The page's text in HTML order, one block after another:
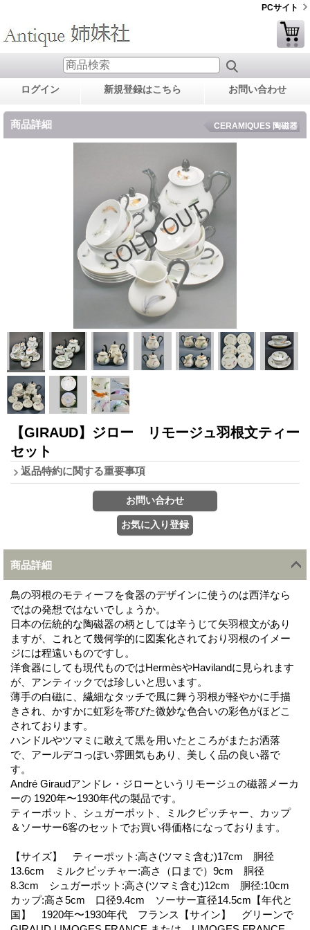
PCサイト
ログイン 新規登録はこちら お問い合わせ
商品詳細 CERAMIQUES 陶磁器
【GIRAUD】ジロー リモージュ羽根文ティー
セット
返品特約に関する重要事項
商品詳細
鳥の羽根のモティーフを食器のデザインに使うのは西洋なら
ではの発想ではないでしょうか。
日本の伝統的な陶磁器の柄としては辛うじて矢羽根文があり
ますが、これとて幾何学的に図案化されており羽根のイメー
ジには程遠いものですし。
洋食器にしても現代ものではHermèsやHavilandに見られます
が、アンティックでは珍しいと思います。
薄手の白磁に、繊細なタッチで風に舞う羽根が軽やかに手描
きされ、かすかに虹彩を帯びた微妙な色合いの彩色がほどこ
されております。
ハンドルやツマミに敢えて黒を用いたところがまたお洒落
で、アールデコっぽい雰囲気もあり、美しく品の良い器で
す。
André Giraudアンドレ・ジローというリモージュの磁器メーカ
ーの 1920年〜1930年代の製品です。
ティーポット、シュガーポット、ミルクピッチャー、カップ
＆ソーサー6客のセットでお買い得価格になっております。
【サイズ】 ティーポット:高さ(ツマミ含む)17cm 胴径
13.6cm ミルクピッチャー:高さ（口まで）9cm 胴径
8.3cm シュガーポット:高さ(ツマミ含む)12cm 胴径:10cm
カップ:高さ5cm 口径9.4cm ソーサー直径14.5cm【年代と
国】 1920年〜1930年代 フランス【サイン】 グリーンで